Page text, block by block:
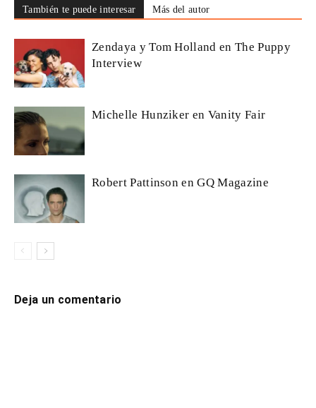
También te puede interesar Más del autor
Zendaya y Tom Holland en The Puppy
Interview
Michelle Hunziker en Vanity Fair
Robert Pattinson en GQ Magazine
Deja un comentario